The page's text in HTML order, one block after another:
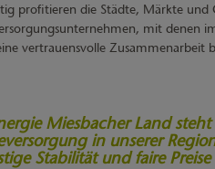
profitieren die Städte, Märkte und
mit denen
vertrauensvolle Zusammenarbeit
Miesbacher Land
in unserer
Stabilität und faire